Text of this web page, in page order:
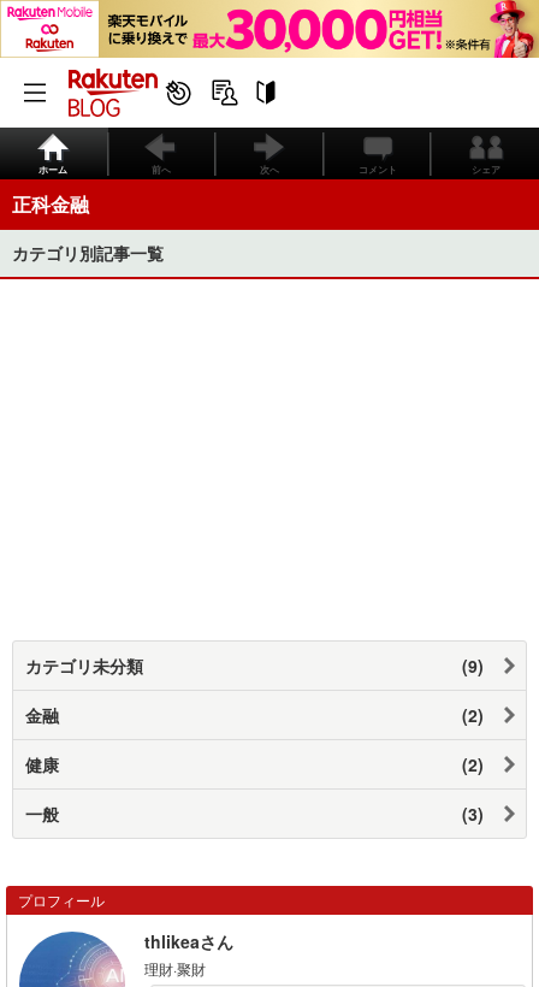
ホーム 前へ 次へ コメント シェア
正科金融
カテゴリ別記事一覧
カテゴリ未分類 (9)
金融 (2)
健康 (2)
一般 (3)
プロフィール
thlikeaさん
理財·聚財